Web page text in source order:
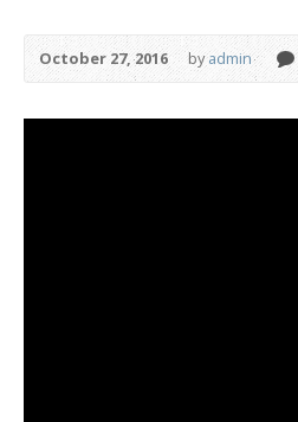
October 27, 2016 byadmin